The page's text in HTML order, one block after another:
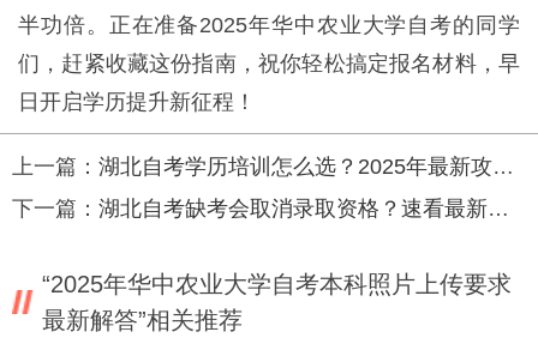
半功倍。正在准备2025年华中农业大学自考的同学
们，赶紧收藏这份指南，祝你轻松搞定报名材料，早
日开启学历提升新征程！
上一篇： 湖北自考学历培训怎么选？2025年最新攻略来了！
下一篇： 湖北自考缺考会取消录取资格？速看最新规定！
“2025年华中农业大学自考本科照片上传要求
最新解答”相关推荐